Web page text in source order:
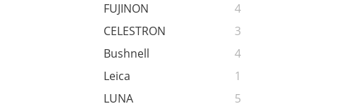
FUJINON
4
CELESTRON
3
Bushnell
4
Leica
1
LUNA
5